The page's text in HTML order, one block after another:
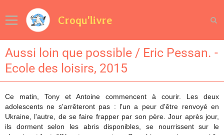
Croqu'livre
Aussi loin que possible / Eric Pessan. -
Ecole des loisirs, 2015
Ce matin, Tony et Antoine commencent à courir. Les deux
adolescents ne s'arrêteront pas : l'un a peur d'être renvoyé en
Ukraine, l'autre, de se faire frapper par son père. Jour après jour,
ils dorment selon les abris disponibles, se nourrissent sur le